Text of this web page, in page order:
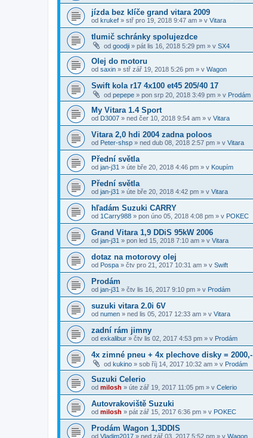
jízda bez klíče grand vitara 2009
od krukef » stř pro 19, 2018 9:47 am » v Vitara
tlumič schránky spolujezdce
od goodji » pát lis 16, 2018 5:29 pm » v SX4
Olej do motoru
od saxin » stř zář 19, 2018 5:26 pm » v Wagon
Swift kola r17 4x100 et45 205/40 17
od pepepe » pon srp 20, 2018 3:49 pm » v Prodám
My Vitara 1.4 Sport
od D3007 » ned čer 10, 2018 9:54 am » v Vitara
Vitara 2,0 hdi 2004 zadna poloos
od Peter-shsp » ned dub 08, 2018 2:57 pm » v Vitara
Přední světla
od jan-j31 » úte bře 20, 2018 4:46 pm » v Koupím
Přední světla
od jan-j31 » úte bře 20, 2018 4:42 pm » v Vitara
hľadám Suzuki CARRY
od 1Carry988 » pon úno 05, 2018 4:08 pm » v POKEC
Grand Vitara 1,9 DDiS 95kW 2006
od jan-j31 » pon led 15, 2018 7:10 am » v Vitara
dotaz na motorovy olej
od Pospa » čtv pro 21, 2017 10:31 am » v Swift
Prodám
od jan-j31 » čtv lis 16, 2017 9:10 pm » v Prodám
suzuki vitara 2.0i 6V
od numen » ned lis 05, 2017 12:33 am » v Vitara
zadní rám jimny
od exkalibur » čtv lis 02, 2017 4:53 pm » v Prodám
4x zimné pneu + 4x plechove disky = 2000,-
od kukino » sob říj 14, 2017 10:32 am » v Prodám
Suzuki Celerio
od milosh » úte zář 19, 2017 11:05 pm » v Celerio
Autovrakoviště Suzuki
od milosh » pát zář 15, 2017 6:36 pm » v POKEC
Prodám Wagon 1,3DDIS
od Vladim2017 » ned zář 03, 2017 5:52 pm » v Wagon